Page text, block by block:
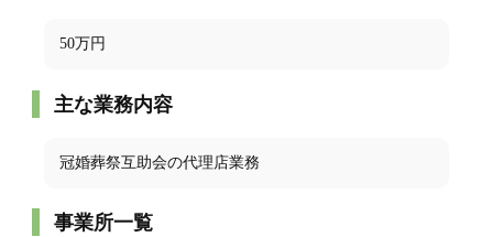
50万円
主な業務内容
冠婚葬祭互助会の代理店業務
事業所一覧